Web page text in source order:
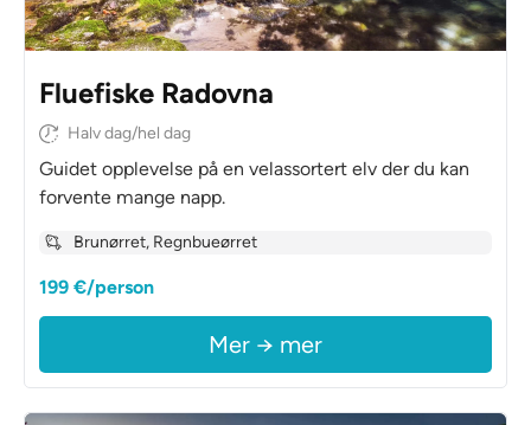
Fluefiske Radovna
Halv dag/hel dag
Guidet opplevelse på en velassortert elv der du kan
forvente mange napp.
Brunørret, Regnbueørret
199 €/person
Mer → mer